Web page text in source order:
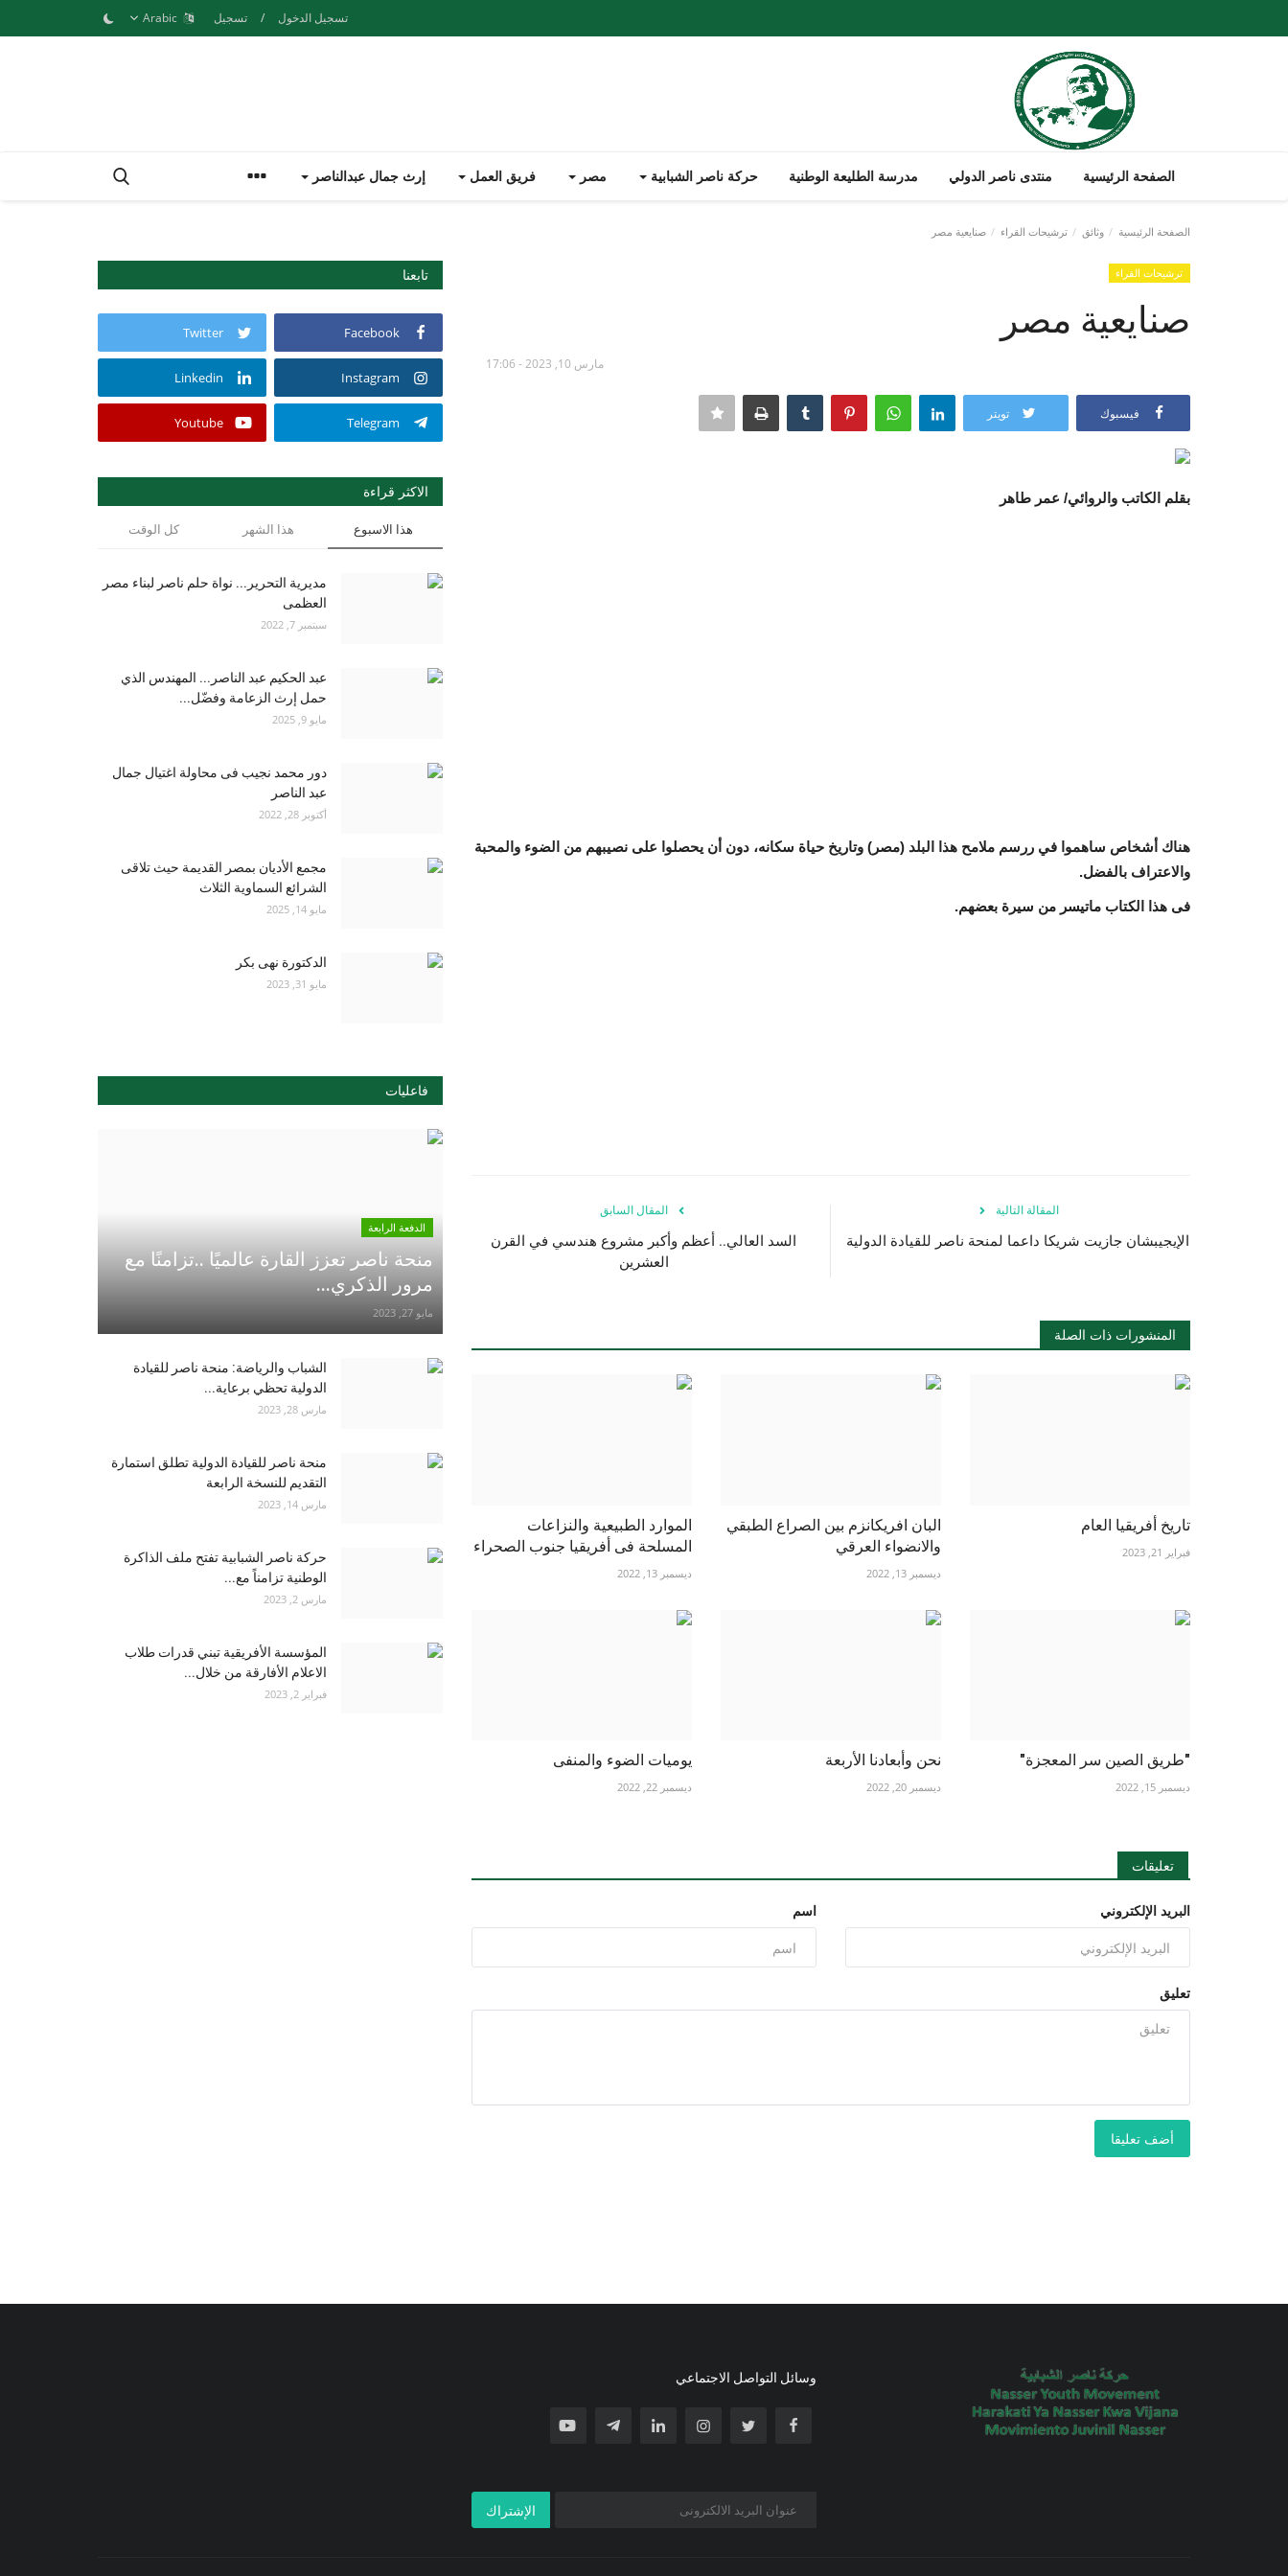
تسجيل الدخول / تسجيل
الصفحة الرئيسية منتدى ناصر الدولي مدرسة الطليعة الوطنية حركة ناصر الشبابية مصر فريق العمل إرث جمال عبدالناصر
الصفحة الرئيسية وثائق ترشيحات القراء صنايعية مصر
ترشيحات القراء
صنايعية مصر
مارس 10, 2023 - 17:06
فيسبوك تويتر
بقلم الكاتب والروائي/ عمر طاهر
هناك أشخاص ساهموا في ررسم ملامح هذا البلد (مصر) وتاريخ حياة سكانه، دون أن يحصلوا على نصيبهم من الضوء والمحبة
والاعتراف بالفضل.
فى هذا الكتاب ماتيسر من سيرة بعضهم.
المقال السابق
السد العالي.. أعظم وأكبر مشروع هندسي في القرن
العشرين
المقالة التالية
الإيجيبشان جازيت شريكا داعما لمنحة ناصر للقيادة الدولية
المنشورات ذات الصلة
تاريخ أفريقيا العام
فبراير 21, 2023
البان افريكانزم بين الصراع الطبقي
والانضواء العرقي
ديسمبر 13, 2022
الموارد الطبيعية والنزاعات
المسلحة فى أفريقيا جنوب الصحراء
ديسمبر 13, 2022
"طريق الصين سر المعجزة"
ديسمبر 15, 2022
نحن وأبعادنا الأربعة
ديسمبر 20, 2022
يوميات الضوء والمنفى
ديسمبر 22, 2022
تعليقات
اسم البريد الإلكتروني
تعليق
أضف تعليقا
تابعنا
Facebook
Twitter
Instagram
Linkedin
Telegram
Youtube
الاكثر قراءة
هذا الاسبوع هذا الشهر كل الوقت
مديرية التحرير... نواة حلم ناصر لبناء مصر
العظمى
سبتمبر 7, 2022
عبد الحكيم عبد الناصر... المهندس الذي
حمل إرث الزعامة وفضّل...
مايو 9, 2025
دور محمد نجيب فى محاولة اغتيال جمال
عبد الناصر
أكتوبر 28, 2022
مجمع الأديان بمصر القديمة حيث تلاقى
الشرائع السماوية الثلاث
مايو 14, 2025
الدكتورة نهى بكر
مايو 31, 2023
فاعليات
الدفعة الرابعة
منحة ناصر تعزز القارة عالميًا ..تزامنًا مع
مرور الذكري...
مايو 27, 2023
الشباب والرياضة: منحة ناصر للقيادة
الدولية تحظي برعاية...
مارس 28, 2023
منحة ناصر للقيادة الدولية تطلق استمارة
التقديم للنسخة الرابعة
مارس 14, 2023
حركة ناصر الشبابية تفتح ملف الذاكرة
الوطنية تزامناً مع...
مارس 2, 2023
المؤسسة الأفريقية تبني قدرات طلاب
الاعلام الأفارقة من خلال...
فبراير 2, 2023
وسائل التواصل الاجتماعي
الإشتراك